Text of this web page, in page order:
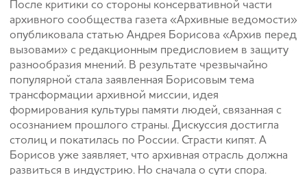
После критики со стороны консервативной части
архивного сообщества газета «Архивные ведомости»
опубликовала статью Андрея Борисова «Архив перед
вызовами» с редакционным предисловием в защиту
разнообразия мнений. В результате чрезвычайно
популярной стала заявленная Борисовым тема
трансформации архивной миссии, идея
формирования культуры памяти людей, связанная с
осознанием прошлого страны. Дискуссия достигла
столиц и покатилась по России. Страсти кипят. А
Борисов уже заявляет, что архивная отрасль должна
развиться в индустрию. Но сначала о сути спора.